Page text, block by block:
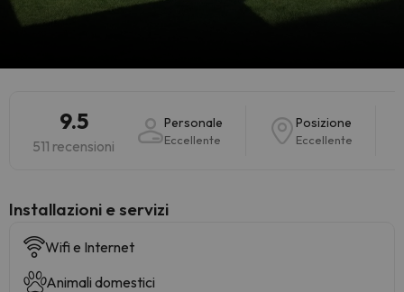
9.5
511 recensioni
Personale
Eccellente
Posizione
Eccellente
Installazioni e servizi
Wifi e Internet
Animali domestici